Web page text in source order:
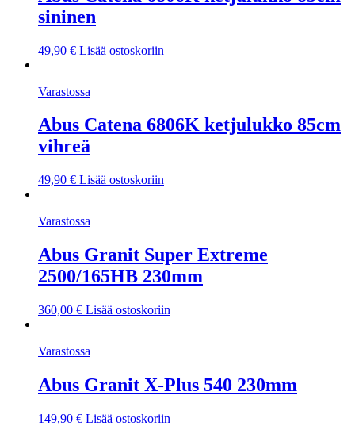
sininen
49,90 € Lisää ostoskoriin
Varastossa
Abus Catena 6806K ketjulukko 85cm
vihreä
49,90 € Lisää ostoskoriin
Varastossa
Abus Granit Super Extreme
2500/165HB 230mm
360,00 € Lisää ostoskoriin
Varastossa
Abus Granit X-Plus 540 230mm
149,90 € Lisää ostoskoriin